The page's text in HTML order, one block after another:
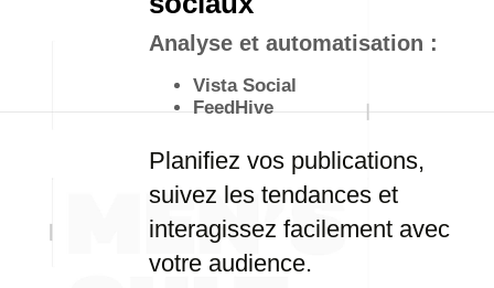
Analyse et automatisation :
Vista Social
FeedHive
Planifiez vos publications,
suivez les tendances et
interagissez facilement avec
votre audience.